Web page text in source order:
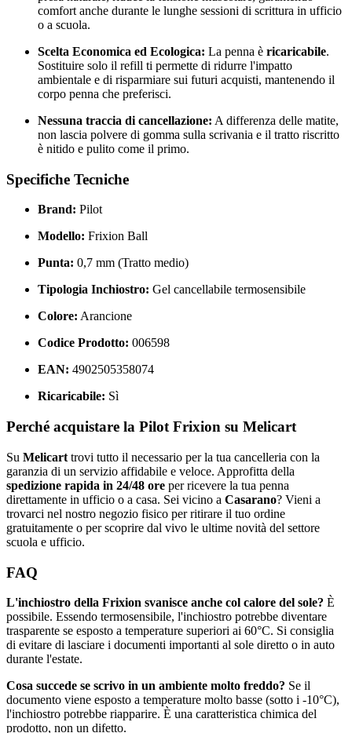
comfort anche durante le lunghe sessioni di scrittura in ufficio
o a scuola.
Scelta Economica ed Ecologica: La penna è ricaricabile.
Sostituire solo il refill ti permette di ridurre l'impatto
ambientale e di risparmiare sui futuri acquisti, mantenendo il
corpo penna che preferisci.
Nessuna traccia di cancellazione: A differenza delle matite,
non lascia polvere di gomma sulla scrivania e il tratto riscritto
è nitido e pulito come il primo.
Specifiche Tecniche
Brand: Pilot
Modello: Frixion Ball
Punta: 0,7 mm (Tratto medio)
Tipologia Inchiostro: Gel cancellabile termosensibile
Colore: Arancione
Codice Prodotto: 006598
EAN: 4902505358074
Ricaricabile: Sì
Perché acquistare la Pilot Frixion su Melicart
Su Melicart trovi tutto il necessario per la tua cancelleria con la
garanzia di un servizio affidabile e veloce. Approfitta della
spedizione rapida in 24/48 ore per ricevere la tua penna
direttamente in ufficio o a casa. Sei vicino a Casarano? Vieni a
trovarci nel nostro negozio fisico per ritirare il tuo ordine
gratuitamente o per scoprire dal vivo le ultime novità del settore
scuola e ufficio.
FAQ
L'inchiostro della Frixion svanisce anche col calore del sole? È
possibile. Essendo termosensibile, l'inchiostro potrebbe diventare
trasparente se esposto a temperature superiori ai 60°C. Si consiglia
di evitare di lasciare i documenti importanti al sole diretto o in auto
durante l'estate.
Cosa succede se scrivo in un ambiente molto freddo? Se il
documento viene esposto a temperature molto basse (sotto i -10°C),
l'inchiostro potrebbe riapparire. È una caratteristica chimica del
prodotto, non un difetto.